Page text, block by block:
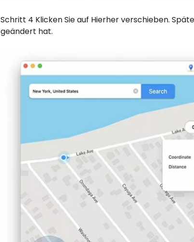
Schritt 4 Klicken Sie auf Hierher verschieben.
geändert hat.